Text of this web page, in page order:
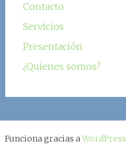
Contacto
Servicios
Presentación
¿Quienes somos?
Funciona gracias aWordPress